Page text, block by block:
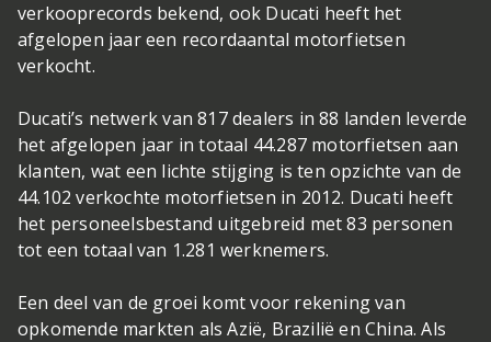
verkooprecords bekend, ook Ducati heeft het
afgelopen jaar een recordaantal motorfietsen
verkocht.
Ducati’s netwerk van 817 dealers in 88 landen leverde
het afgelopen jaar in totaal 44.287 motorfietsen aan
klanten, wat een lichte stijging is ten opzichte van de
44.102 verkochte motorfietsen in 2012. Ducati heeft
het personeelsbestand uitgebreid met 83 personen
tot een totaal van 1.281 werknemers.
Een deel van de groei komt voor rekening van
opkomende markten als Azië, Brazilië en China. Als